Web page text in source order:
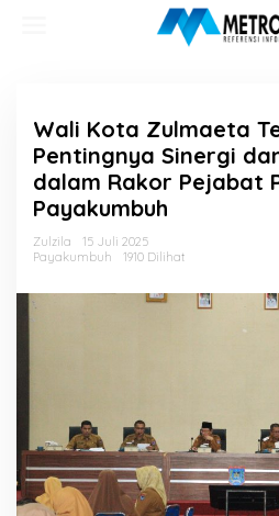
Wali Kota Zulmaeta
Pentingnya Sinergi
dalam Rakor Pejabat
Payakumbuh
Zulzila
15 Juli 2025
Payakumbuh
1910 Dilihat